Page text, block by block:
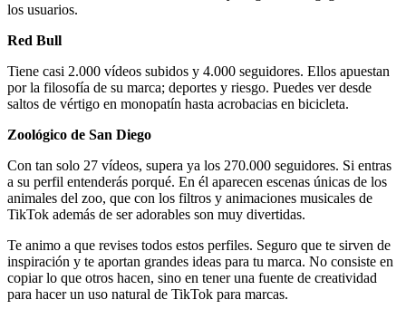
los usuarios.
Red Bull
Tiene casi 2.000 vídeos subidos y 4.000 seguidores. Ellos apuestan
por la filosofía de su marca; deportes y riesgo. Puedes ver desde
saltos de vértigo en monopatín hasta acrobacias en bicicleta.
Zoológico de San Diego
Con tan solo 27 vídeos, supera ya los 270.000 seguidores. Si entras
a su perfil entenderás porqué. En él aparecen escenas únicas de los
animales del zoo, que con los filtros y animaciones musicales de
TikTok además de ser adorables son muy divertidas.
Te animo a que revises todos estos perfiles. Seguro que te sirven de
inspiración y te aportan grandes ideas para tu marca. No consiste en
copiar lo que otros hacen, sino en tener una fuente de creatividad
para hacer un uso natural de TikTok para marcas.